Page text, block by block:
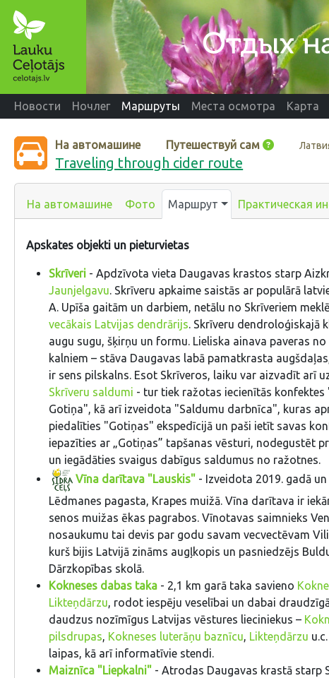
Новости Ночлег Маршруты Места осмотра Карта
На автомашине Путешествуй сам
Traveling through cider route
На автомашине Фото Маршрут Практическая
Apskates objekti un pieturvietas
Skrīveri - Apdzīvota vieta Daugavas krastos starp
Jaunjelgavu. Skrīveru apkaime saistās ar populārā
A. Upīša gaitām un darbiem, netālu no Skrīveriem
vecākais Latvijas dendrārijs. Skrīveru dendroloģiskajā
augu sugu, šķirņu un formu. Lieliska ainava paveras no
kalniem – stāva Daugavas labā pamatkrasta
ir sens pilskalns. Esot Skrīveros, laiku var aizvadīt arī
Skrīveru saldumi - tur tiek ražotas iecienītās konfektes
Gotiņa", kā arī izveidota "Saldumu darbnīca", kuras
piedalīties "Gotiņas" ekspedīcijā un paši ietīt savas
iepazīties ar „Gotiņas” tapšanas vēsturi, nodegustēt
un iegādāties svaigus dabīgus saldumus no ražotnes.
Vīna darītava "Lauskis" - Izveidota 2019. gadā
Lēdmanes pagasta, Krapes muižā. Vīna darītava ir
senos muižas ēkas pagrabos. Vīnotavas saimnieks
nosaukumu tai devis par godu savam vecvectēvam
kurš bijis Latvijā zināms augļkopis un pasniedzējs
Dārzkopības skolā.
Kokneses dabas taka - 2,1 km garā taka savieno
Likteņdārzu, rodot iespēju veselībai un dabai
daudzus nozīmīgus Latvijas vēstures lieciniekus –
pilsdrupas, Kokneses luterāņu baznīcu, Likteņdārzu
laipas, kā arī informatīvie stendi.
Maiznīca "Liepkalni" - Atrodas Daugavas krastā starp